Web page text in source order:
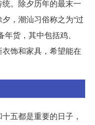
。除夕历年的最末一
，潮汕习俗称之为“过
货，其中包括鸡、
饰和家具，希望能在
五都是重要的日子，